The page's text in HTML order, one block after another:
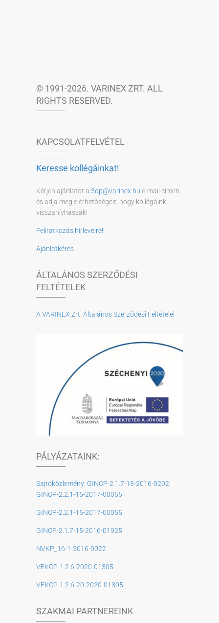
© 1991-2026. VARINEX ZRT. ALL
RIGHTS RESERVED.
KAPCSOLATFELVÉTEL
Keresse kollégáinkat!
Kérjen ajánlatot a 3dp@varinex.hu e-mail címen
és adja meg elérhetőségeit, hogy kollégáink
visszahívhassák!
Feliratkozás hírlevélre!
Ajánlatkérés
ÁLTALÁNOS SZERZŐDÉSI
FELTÉTELEK
A VARINEX Zrt. Általános Szerződési Feltételei
PÁLYÁZATAINK:
Sajtóközlemény: GINOP-2.1.7-15-2016-0202,
GINOP-2.2.1-15-2017-00055
GINOP-2.2.1-15-2017-00055
GINOP-2.1.7-15-2016-01925
NVKP_16-1-2016-0022
VEKOP-1.2.6-2020-01305
VEKOP-1.2.6-20-2020-01305
SZAKMAI PARTNEREINK